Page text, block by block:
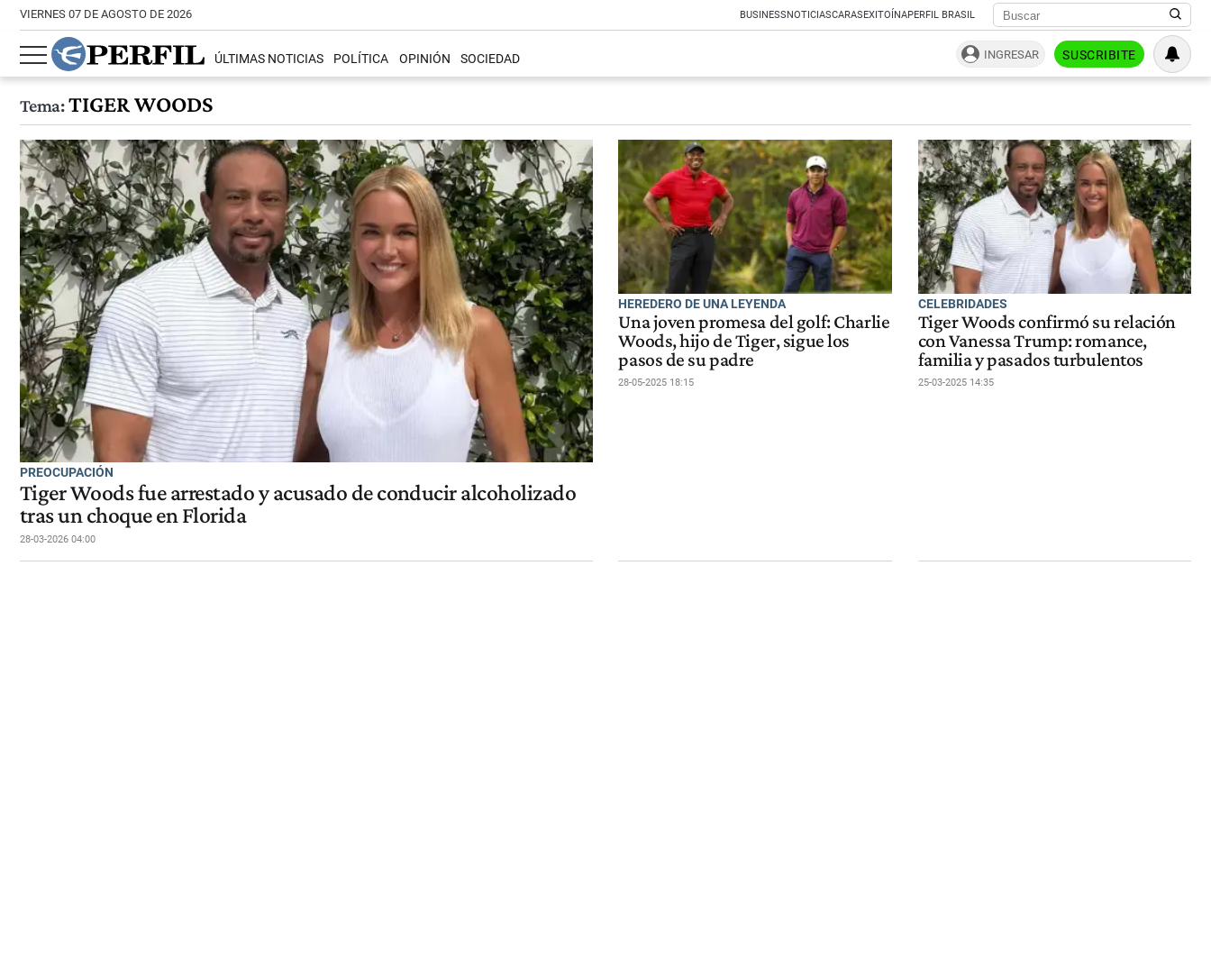
VIERNES 07 DE AGOSTO DE 2026 BUSINESSNOTICIASCARASEXITOÍNAPERFIL BRASIL
ÚLTIMAS NOTICIAS POLÍTICA OPINIÓN SOCIEDAD INGRESAR SUSCRIBITE
Tema:TIGER WOODS
PREOCUPACIÓN
Tiger Woods fue arrestado y acusado de conducir alcoholizado
tras un choque en Florida
28-03-2026 04:00
HEREDERO DE UNA LEYENDA
Una joven promesa del golf: Charlie
Woods, hijo de Tiger, sigue los
pasos de su padre
28-05-2025 18:15
CELEBRIDADES
Tiger Woods confirmó su relación
con Vanessa Trump: romance,
familia y pasados turbulentos
25-03-2025 14:35